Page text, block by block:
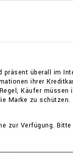
präsent überall im
ihrer
Käufer
Marke zu schützen.
zur Verfügung.